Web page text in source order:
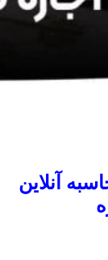
اجاره ۱۴۰۵ | محاسبه آنلاین